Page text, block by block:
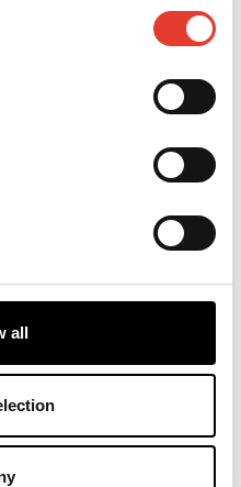
all
2台のECHO Robotics®
効率と適応性を評価し
け効果的に応えられる
り整備に使用されまし
導入しました。
安全な植生
使用することで、次の
れました。
ット芝刈機は滑走路を閉
の削減: